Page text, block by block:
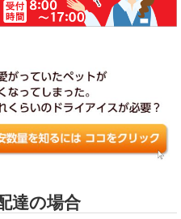
達の場合